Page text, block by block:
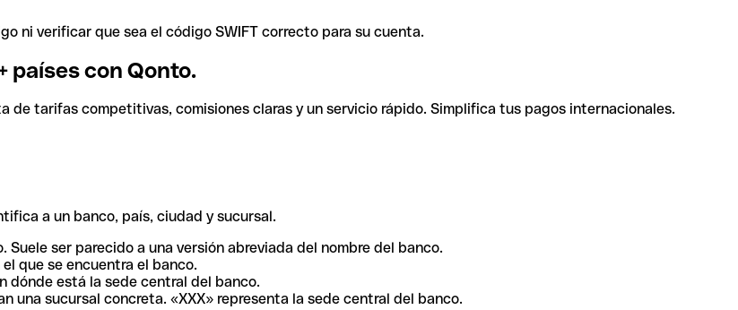
ni verificar que sea el código SWIFT correcto para su cuenta.
países con Qonto.
de tarifas competitivas, comisiones claras y un servicio rápido. Simplifica tus pagos internacionales.
a un banco, país, ciudad y sucursal.
Suele ser parecido a una versión abreviada del nombre del banco.
que se encuentra el banco.
dónde está la sede central del banco.
una sucursal concreta. «XXX» representa la sede central del banco.